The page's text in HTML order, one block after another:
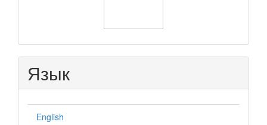
Язык
English